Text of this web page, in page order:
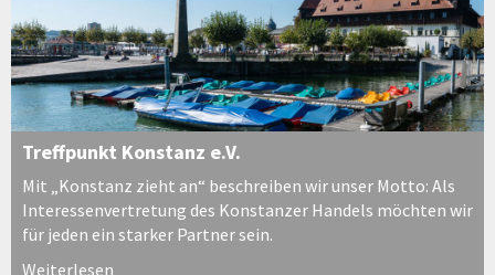
Treffpunkt Konstanz e.V.
Mit „Konstanz zieht an“ beschreiben wir unser Motto: Als
Interessenvertretung des Konstanzer Handels möchten wir
für jeden ein starker Partner sein.
Weiterlesen